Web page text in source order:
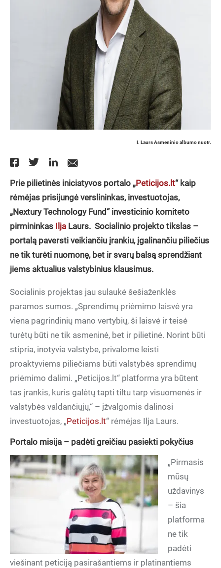
I. Laurs Asmeninio albumo nuotr.
Prie pilietinės iniciatyvos portalo „Peticijos.lt“ kaip
rėmėjas prisijungė verslininkas, investuotojas,
„Nextury Technology Fund“ investicinio komiteto
pirmininkas Ilja Laurs. Socialinio projekto tikslas –
portalą paversti veikiančiu įrankiu, įgalinančiu piliečius
ne tik turėti nuomonę, bet ir svarų balsą sprendžiant
jiems aktualius valstybinius klausimus.
Socialinis projektas jau sulaukė šešiaženklės
paramos sumos. „Sprendimų priėmimo laisvė yra
viena pagrindinių mano vertybių, ši laisvė ir teisė
turėtų būti ne tik asmeninė, bet ir pilietinė. Norint būti
stipria, inotyvia valstybe, privalome leisti
proaktyviems piliečiams būti valstybės sprendimų
priėmimo dalimi. „Peticijos.lt“ platforma yra būtent
tas įrankis, kuris galėtų tapti tiltu tarp visuomenės ir
valstybės valdančiųjų,“ – įžvalgomis dalinosi
investuotojas, „Peticijos.lt“ rėmėjas Ilja Laurs.
Portalo misija – padėti greičiau pasiekti pokyčius
„Pirmasis
mūsų
uždavinys
– šia
platforma
ne tik
padėti
viešinant peticiją pasirašantiems ir platinantiems